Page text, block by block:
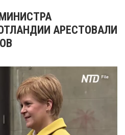
АРЕСТОВАЛИ